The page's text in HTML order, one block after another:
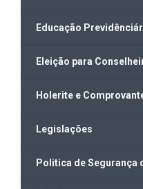
Educação
Eleição para
Holerite e
Legislações
Politica de Segurança